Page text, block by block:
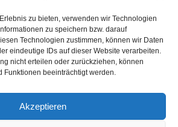
zu bieten, verwenden wir Technologien
zu speichern bzw. darauf
Technologien zustimmen, können wir Daten
eindeutige IDs auf dieser Website verarbeiten.
nicht erteilen oder zurückziehen, können
Funktionen beeinträchtigt werden.
Akzeptieren
88